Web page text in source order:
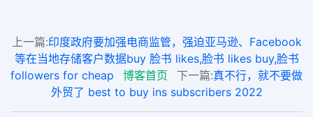
上一篇:印度政府要加强电商监管，强迫亚马逊、Facebook
等在当地存储客户数据buy 脸书 likes,脸书 likes buy,脸书
followers for cheap
博客首页 下一篇:真不行，就不要做
外贸了 best to buy ins subscribers 2022